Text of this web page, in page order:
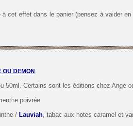
cet effet dans le panier (pensez à vaider
OU DEMON
50ml. Certains sont les éditions chez Ange
poivrée
/ Lauviah, tabac aux notes caramel et